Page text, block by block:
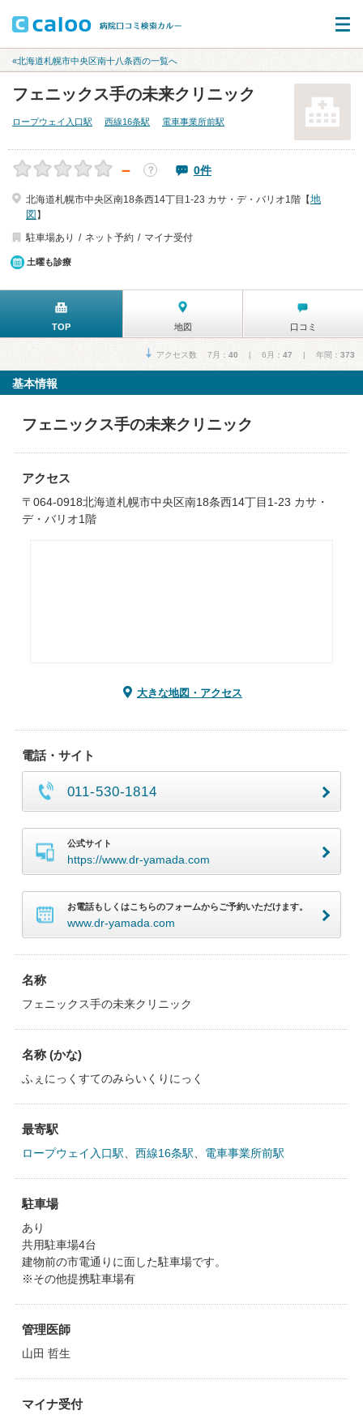
«北海道札幌市中央区南十八条西の一覧へ
フェニックス手の未来クリニック
ロープウェイ入口駅 西線16条駅 電車事業所前駅
－ ？ 0件
北海道札幌市中央区南18条西14丁目1-23 カサ・デ・バリオ1階【地
図 】
駐車場あり
ネット予約 マイナ受付
土曜も診療
TOP 地図 口コミ
アクセス数 7月： 40 | 6月： 47 | 年間： 373
基本情報
フェニックス手の未来クリニック
アクセス
〒064-0918北海道札幌市中央区南18条西14丁目1-23 カサ・
デ・バリオ1階
大きな地図・アクセス
電話・サイト
011-530-1814
公式サイト
https://www.dr-yamada.com
お電話もしくはこちらのフォームからご予約いただけます。
www.dr-yamada.com
名称
フェニックス手の未来クリニック
名称 (かな)
ふぇにっくすてのみらいくりにっく
最寄駅
ロープウェイ入口駅 西線16条駅 電車事業所前駅
駐車場
あり
共用駐車場4台
​建物前の市電通りに面した駐車場です。
※その他提携駐車場有
管理医師
山田 哲生
マイナ受付